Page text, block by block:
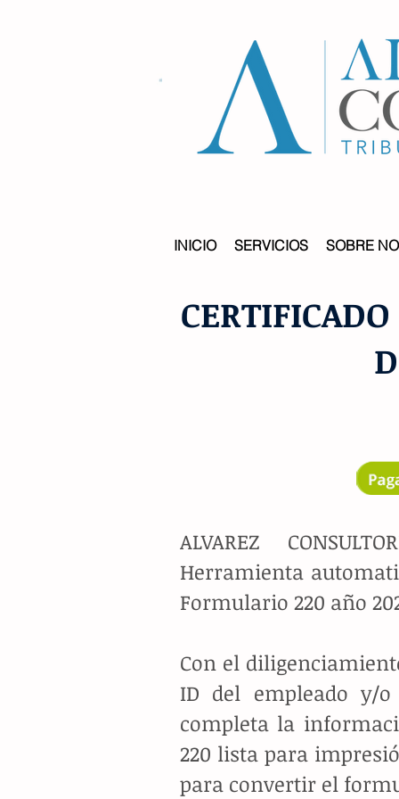
INICIO SERVICIOS SOBRE
ALVAREZ
Herramienta
Formulario 220 año
Con el
ID del empleado y/o
completa la
220 lista para
para convertir el